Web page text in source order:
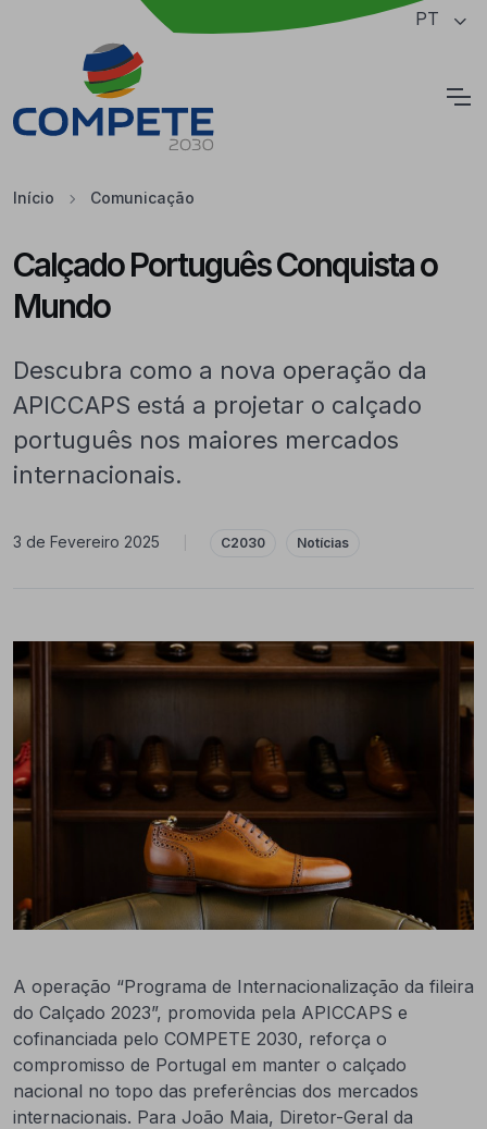
Saltar para o conteúdo principal da página PT
Início Comunicação
Calçado Português Conquista o
Mundo
Descubra como a nova operação da
APICCAPS está a projetar o calçado
português nos maiores mercados
internacionais.
3 de Fevereiro 2025 C2030 Notícias
A operação “Programa de Internacionalização da fileira
do Calçado 2023”, promovida pela APICCAPS e
cofinanciada pelo COMPETE 2030, reforça o
compromisso de Portugal em manter o calçado
nacional no topo das preferências dos mercados
internacionais. Para João Maia, Diretor-Geral da